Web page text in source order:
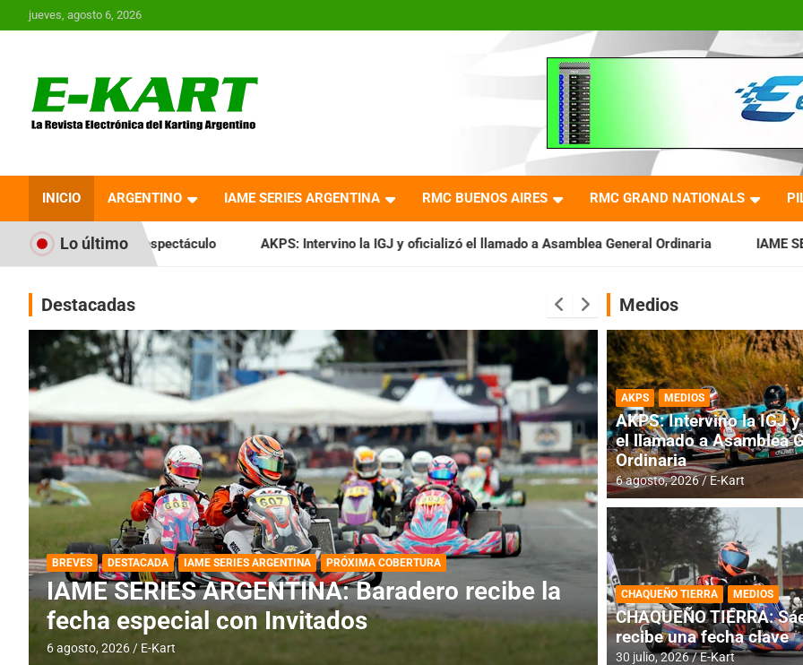
Saltar
al
jueves, agosto 6, 2026
Revista Electrónica del
Karting en Argentina
INICIO ARGENTINO IAME SERIES ARGENTINA RMC BUENOS AIRES RMC GRAND NATIONALS
Lo últimoAKPS: Intervino la IGJ y oficializó el llamado a Asamblea General Ordinaria IAME SERIES ARGENTINA:
Destacadas
DESTACADA IAME SERIES ARGENTINA
IAME SERIES ARGENTINA: Horarios para la
fecha con Invitados
4 agosto, 2026 E-Kart
DESTACADA INFORME CENTRAL
RMC BUENOS
histórica en
4 agosto, 2026 E-Kart
Medios
AKPS MEDIOS
AKPS: Intervino la IGJ
el llamado a Asamblea
Ordinaria
6 agosto, 2026 E-Kart
CHAQUEÑO TIERRA MEDIOS
CHAQUEÑO TIERRA:
recibe una fecha clave
30 julio, 2026 E-Kart